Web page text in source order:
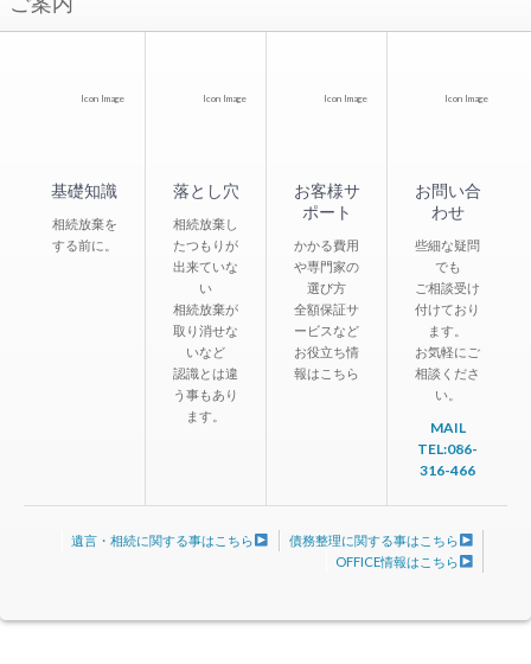
Icon Image
基礎知識
相続放棄を
する前に。
Icon Image
落とし穴
相続放棄し
たつもりが
出来ていな
い
相続放棄が
取り消せな
いなど
認識とは違
う事もあり
ます。
Icon Image
お客様サ
ポート
かかる費用
や専門家の
選び方
全額保証サ
ービスなど
お役立ち情
報はこちら
Icon Image
お問い合
わせ
些細な疑問
でも
ご相談受け
付けており
ます。
お気軽にご
相談くださ
い。
MAIL
TEL:086-
316-466
債務整理に関する事はこちら
遺言・相続に関する事はこちら
OFFICE情報はこちら